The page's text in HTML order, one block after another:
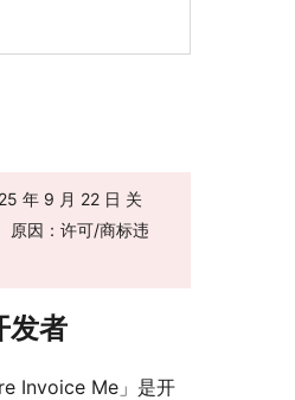
年 9 月 22 日 关
原因：许可/商标违
发者
Invoice Me」是开